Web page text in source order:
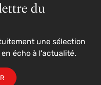
du
une sélection
écho à l'actualité.